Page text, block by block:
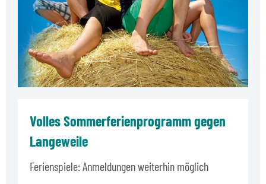
Volles Sommerferienprogramm gegen
Langeweile
Ferienspiele: Anmeldungen weiterhin möglich